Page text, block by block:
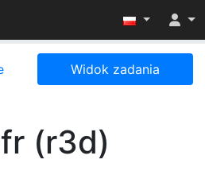
widoczność menu
Widok zadania
(r3d)